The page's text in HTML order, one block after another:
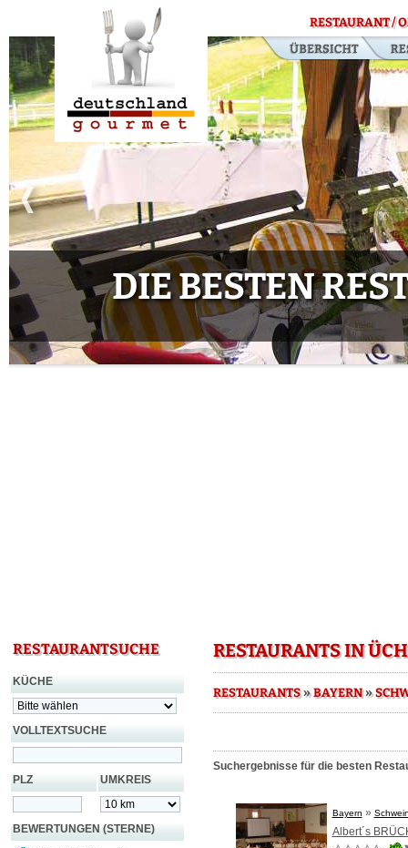
RESTAURANT /
DIE BESTEN
RESTAURANTSUCHE
KÜCHE
VOLLTEXTSUCHE
PLZ UMKREIS
BEWERTUNGEN (STERNE)
RESTAURANTS IN
RESTAURANTS»BAYERN»
Suchergebnisse für die besten
Bayern »
Albert´s